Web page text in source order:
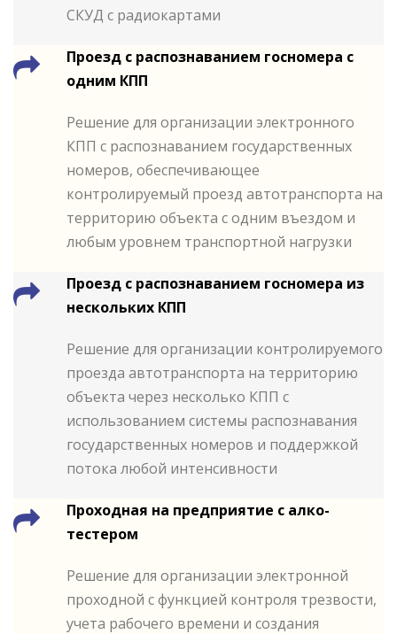
СКУД с радиокартами
Проезд с распознаванием госномера с
одним КПП
Решение для организации электронного
КПП с распознаванием государственных
номеров, обеспечивающее
контролируемый проезд автотранспорта на
территорию объекта с одним въездом и
любым уровнем транспортной нагрузки
Проезд с распознаванием госномера из
нескольких КПП
Решение для организации контролируемого
проезда автотранспорта на территорию
объекта через несколько КПП с
использованием системы распознавания
государственных номеров и поддержкой
потока любой интенсивности
Проходная на предприятие с алко-
тестером
Решение для организации электронной
проходной с функцией контроля трезвости,
учета рабочего времени и создания